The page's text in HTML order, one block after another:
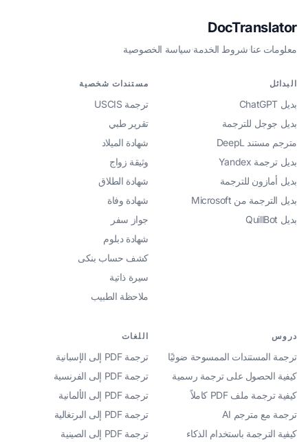
DocTranslator
معلومات عنا·شروط الخدمة·سياسة الخصوصية
البدائل
بديل ChatGPT
بديل جوجل للترجمة
مترجم مستند DeepL
بديل ترجمة Yandex
بديل أمازون للترجمة
بديل الترجمة من Microsoft
بديل QuillBot
مستندات شخصية
ترجمة USCIS
تقرير طبي
شهادة الميلاد
وثيقة زواج
شهادة الطلاق
شهادة وفاة
جواز سفر
شهادة دبلوم
كشف حساب بنكى
سيرة ذاتية
ملاحظة الطبيب
دروس
ترجمة المستندات الممسوحة ضوئيًا
كيفية الحصول على ترجمة رسمية
كيفية ترجمة ملف PDF كاملاً
ترجمة مع مترجم AI
كيفية الترجمة باستخدام الذكاء
اللغات
ترجمة PDF إلى الإسبانية
ترجمة PDF إلى الفرنسية
ترجمة PDF إلى الألمانية
ترجمة PDF إلى البرتغالية
ترجمة PDF إلى الصينية